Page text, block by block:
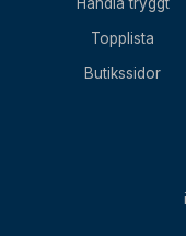
Topplista
Butikssidor